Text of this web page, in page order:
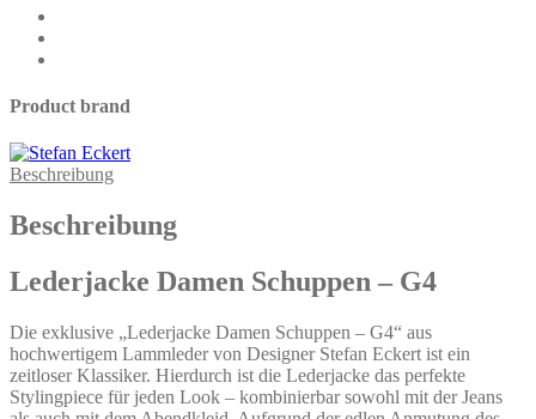
Product brand
Beschreibung
Beschreibung
Lederjacke Damen Schuppen – G4
Die exklusive „Lederjacke Damen Schuppen – G4“ aus
hochwertigem Lammleder von Designer Stefan Eckert ist ein
zeitloser Klassiker. Hierdurch ist die Lederjacke das perfekte
Stylingpiece für jeden Look – kombinierbar sowohl mit der Jeans